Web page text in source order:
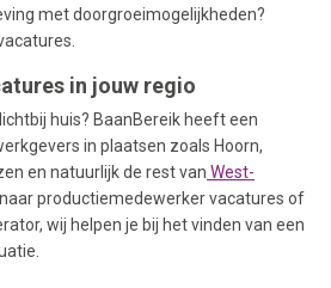
met doorgroeimogelijkheden?
in jouw regio
huis? BaanBereik heeft een
in plaatsen zoals Hoorn,
en natuurlijk de rest van West-
naar productiemedewerker vacatures of
wij helpen je bij het vinden van een